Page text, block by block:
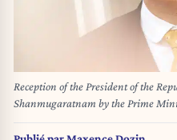
Reception of the President of the
Shanmugaratnam by the Prime
Belgium on 24 March 2025.
Singapour Tharman